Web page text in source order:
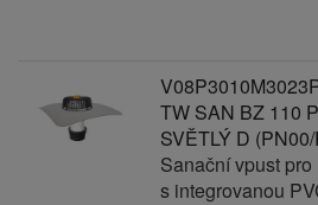
TW SAN BZ 110
SVĚTLÝ D
Sanační vpust
s integrovanou